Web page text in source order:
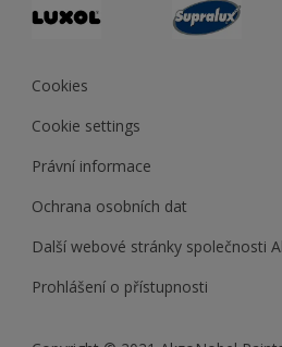
Cookies
Cookie settings
Právní informace
Ochrana osobních dat
Další webové stránky společnosti
Prohlášení o přístupnosti